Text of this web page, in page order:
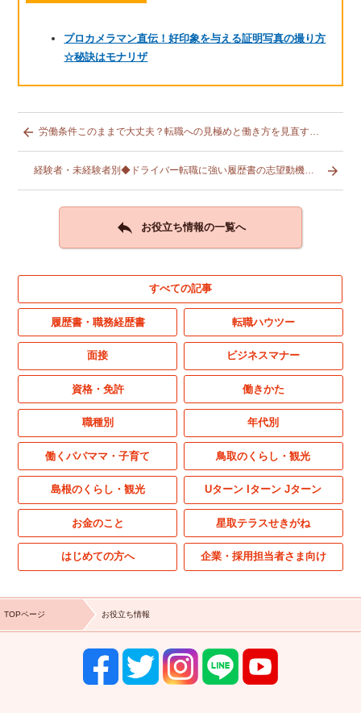
プロカメラマン直伝！好印象を与える証明写真の撮り方
☆秘訣はモナリザ
 労働条件このままで大丈夫？転職への見極めと働き方を見直すヒント

経験者・未経験者別◆ドライバー転職に強い履歴書の志望動機の書き方
 お役立ち情報の一覧へ
すべての記事
履歴書・職務経歴書 転職ハウツー
面接 ビジネスマナー
資格・免許 働きかた
職種別 年代別
働くパパママ・子育て 鳥取のくらし・観光
島根のくらし・観光 Uターン Iターン Jターン
お金のこと 星取テラスせきがね
はじめての方へ 企業・採用担当者さま向け
TOPページ お役立ち情報